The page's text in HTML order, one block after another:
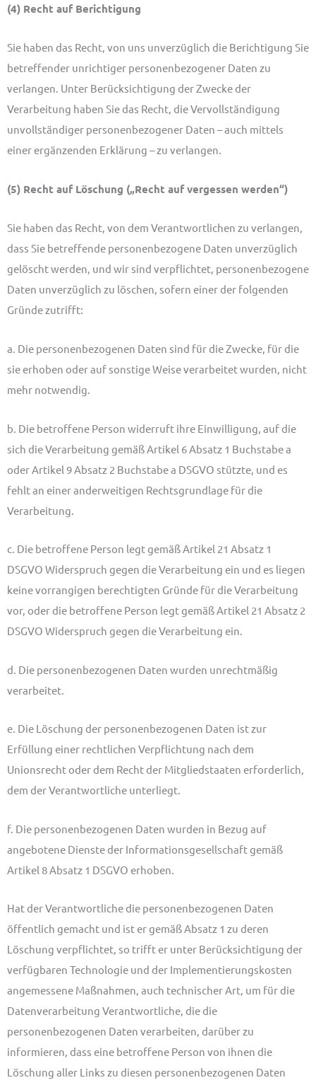
(4) Recht auf Berichtigung
Sie haben das Recht, von uns unverzüglich die Berichtigung Sie
betreffender unrichtiger personenbezogener Daten zu
verlangen. Unter Berücksichtigung der Zwecke der
Verarbeitung haben Sie das Recht, die Vervollständigung
unvollständiger personenbezogener Daten – auch mittels
einer ergänzenden Erklärung – zu verlangen.
(5) Recht auf Löschung („Recht auf vergessen werden“)
Sie haben das Recht, von dem Verantwortlichen zu verlangen,
dass Sie betreffende personenbezogene Daten unverzüglich
gelöscht werden, und wir sind verpflichtet, personenbezogene
Daten unverzüglich zu löschen, sofern einer der folgenden
Gründe zutrifft:
a. Die personenbezogenen Daten sind für die Zwecke, für die
sie erhoben oder auf sonstige Weise verarbeitet wurden, nicht
mehr notwendig.
b. Die betroffene Person widerruft ihre Einwilligung, auf die
sich die Verarbeitung gemäß Artikel 6 Absatz 1 Buchstabe a
oder Artikel 9 Absatz 2 Buchstabe a DSGVO stützte, und es
fehlt an einer anderweitigen Rechtsgrundlage für die
Verarbeitung.
c. Die betroffene Person legt gemäß Artikel 21 Absatz 1
DSGVO Widerspruch gegen die Verarbeitung ein und es liegen
keine vorrangigen berechtigten Gründe für die Verarbeitung
vor, oder die betroffene Person legt gemäß Artikel 21 Absatz 2
DSGVO Widerspruch gegen die Verarbeitung ein.
d. Die personenbezogenen Daten wurden unrechtmäßig
verarbeitet.
e. Die Löschung der personenbezogenen Daten ist zur
Erfüllung einer rechtlichen Verpflichtung nach dem
Unionsrecht oder dem Recht der Mitgliedstaaten erforderlich,
dem der Verantwortliche unterliegt.
f. Die personenbezogenen Daten wurden in Bezug auf
angebotene Dienste der Informationsgesellschaft gemäß
Artikel 8 Absatz 1 DSGVO erhoben.
Hat der Verantwortliche die personenbezogenen Daten
öffentlich gemacht und ist er gemäß Absatz 1 zu deren
Löschung verpflichtet, so trifft er unter Berücksichtigung der
verfügbaren Technologie und der Implementierungskosten
angemessene Maßnahmen, auch technischer Art, um für die
Datenverarbeitung Verantwortliche, die die
personenbezogenen Daten verarbeiten, darüber zu
informieren, dass eine betroffene Person von ihnen die
Löschung aller Links zu diesen personenbezogenen Daten